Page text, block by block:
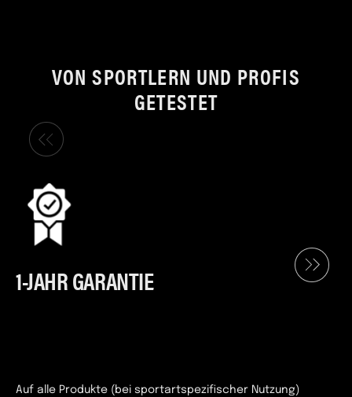
VON SPORTLERN UND PROFIS
GETESTET
1-JAHR GARANTIE
Auf alle Produkte (bei sportartspezifischer Nutzung)